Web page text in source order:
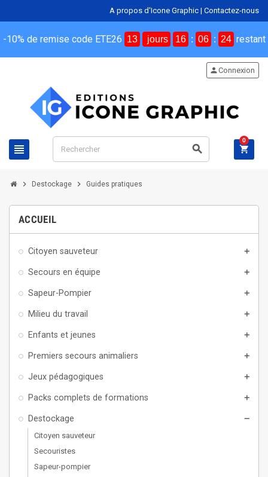
A propos d'Icone Graphic | Contactez-nous
-10% de remise code ETE26 13 jours 16 : 06 : 23 restant
view_headline search
personConnexion
shopping_cart
0
chevron_right Destockage chevron_right Guides pratiques
ACCUEIL
Citoyen sauveteur add
Secours en équipe add
Sapeur-Pompier add
Milieu du travail add
Enfants et jeunes add
Premiers secours animaliers add
Jeux pédagogiques add
Packs complets de formations add
Destockage remove
Citoyen sauveteur
Secouristes
Sapeur-pompier